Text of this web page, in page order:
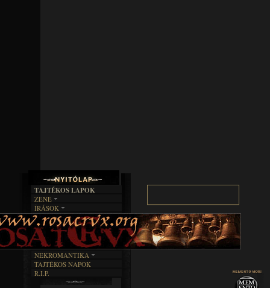
TAJTÉKOS LAPOK
ZENE
EGYÜTTESEK
INTERJÚK
FORDÍTÁSOK
DALSZÖVEGEK
ÍRÁSOK
IRODALOM
FILM
MŰVÉSZET
ÍRÁSTÖRTÉNET
BOSZORKÁNYKONYHA
FEKETE HUMOR
KÉPES
SZÖVEGES
RENDEZVÉNYEK
NEKROMANTIKA
AKTUÁLIS
A MÚLT
TAJTÉKOS NAPOK
R.I.P.